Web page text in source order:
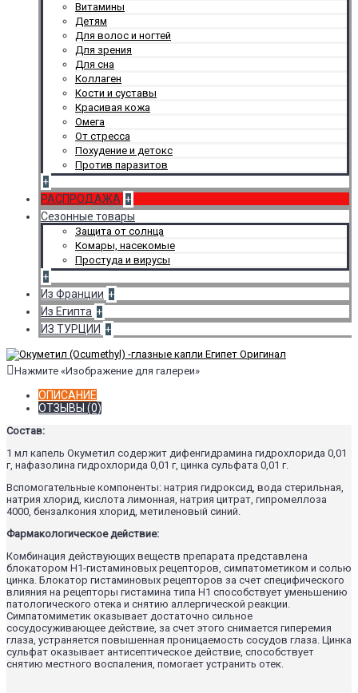
Витамины
Детям
Для волос и ногтей
Для зрения
Для сна
Коллаген
Кости и суставы
Красивая кожа
Омега
От стресса
Похудение и детокс
Против паразитов
+
РАСПРОДАЖА +
Сезонные товары
Защита от солнца
Комары, насекомые
Простуда и вирусы
+
Из Франции +
Из Египта +
ИЗ ТУРЦИИ +
Нажмите «Изображение для галереи»
ОПИСАНИЕ
ОТЗЫВЫ (0)
Состав:
1 мл капель Окуметил содержит дифенгидрамина гидрохлорида 0,01
г, нафазолина гидрохлорида 0,01 г, цинка сульфата 0,01 г.
Вспомогательные компоненты: натрия гидроксид, вода стерильная,
натрия хлорид, кислота лимонная, натрия цитрат, гипромеллоза
4000, бензалкония хлорид, метиленовый синий.
Фармакологическое действие:
Комбинация действующих веществ препарата представлена
блокатором Н1-гистаминовых рецепторов, симпатометиком и солью
цинка. Блокатор гистаминовых рецепторов за счет специфического
влияния на рецепторы гистамина типа Н1 способствует уменьшению
патологического отека и снятию аллергической реакции.
Симпатомиметик оказывает достаточно сильное
сосудосуживающее действие, за счет этого снимается гиперемия
глаза, устраняется повышенная проницаемость сосудов глаза. Цинка
сульфат оказывает антисептическое действие, способствует
снятию местного воспаления, помогает устранить отек.